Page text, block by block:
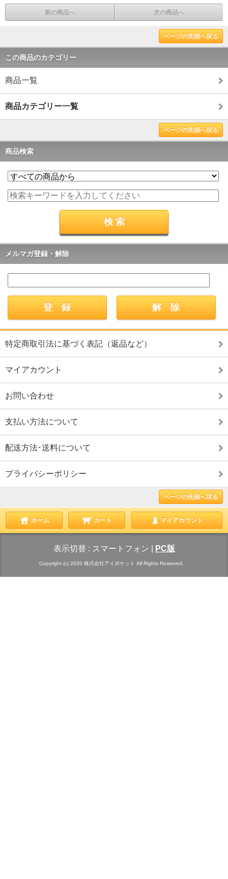
前の商品へ 次の商品へ
ページの先頭へ戻る
この商品のカテゴリー
商品一覧
商品カテゴリー一覧
ページの先頭へ戻る
商品検索
メルマガ登録・解除
特定商取引法に基づく表記（返品など）
マイアカウント
お問い合わせ
支払い方法について
配送方法･送料について
プライバシーポリシー
ページの先頭へ戻る
ホーム カート マイアカウント
表示切替 : スマートフォン PC版
Copyright (c) 2020 株式会社アイポケット All Rights Reserved.